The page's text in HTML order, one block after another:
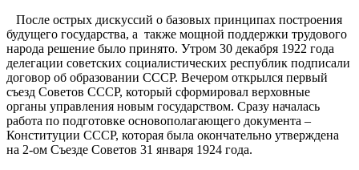
После острых дискуссий о базовых принципах построения
будущего государства, а также мощной поддержки трудового
народа решение было принято. Утром 30 декабря 1922 года
делегации советских социалистических республик подписали
договор об образовании СССР. Вечером открылся первый
съезд Советов СССР, который сформировал верховные
органы управления новым государством. Сразу началась
работа по подготовке основополагающего документа –
Конституции СССР, которая была окончательно утверждена
на 2-ом Съезде Советов 31 января 1924 года.